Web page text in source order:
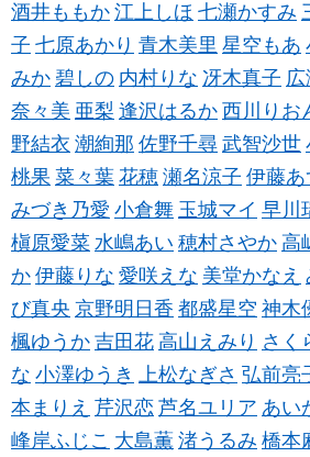
酒井ももか 江上しほ 七瀬かすみ
子 七原あかり 青木美里 星空もあ
みか 碧しの 内村りな 冴木真子 広
奈々美 亜梨 逢沢はるか 西川りお
野結衣 潮絢那 佐野千尋 武智沙世
桃果 菜々葉 花穂 瀬名涼子 伊藤あ
みづき乃愛 小倉舞 玉城マイ 早川
槇原愛菜 水嶋あい 穂村さやか 高
か 伊藤りな 愛咲えな 美堂かなえ
び真央 京野明日香 都盛星空 神木
楓ゆうか 吉田花 高山えみり さく
な 小澤ゆうき 上松なぎさ 弘前亮
本まりえ 芹沢恋 芦名ユリア あい
峰岸ふじこ 大島薫 渚うるみ 橋本